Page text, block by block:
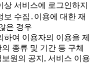
상 서비스에 로그인하지
보 수집․이용에 대한 재
은 경우
여 이용자의 이용을 제
종류 및 기간 등 구체
원의 공지, 서비스 이용